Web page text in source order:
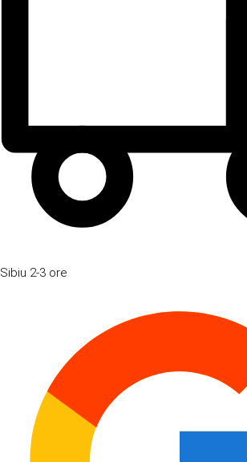
Sibiu 2-3 ore